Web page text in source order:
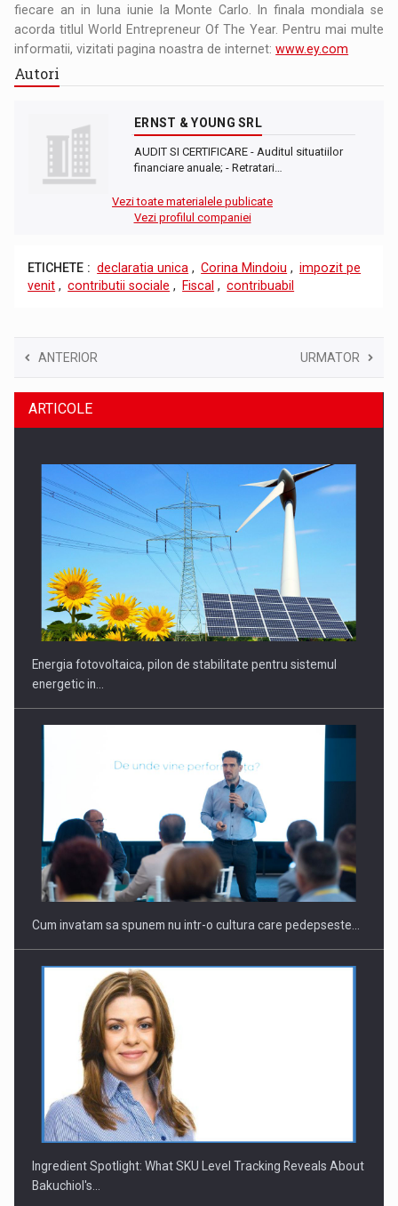
fiecare an in luna iunie la Monte Carlo. In finala mondiala se
acorda titlul World Entrepreneur Of The Year. Pentru mai multe
informatii, vizitati pagina noastra de internet:www.ey.com
Autori
ERNST & YOUNG SRL
AUDIT SI CERTIFICARE - Auditul situatiilor
financiare anuale; - Retratari…
Vezi toate materialele publicate
Vezi profilul companiei
ETICHETE : declaratia unica , Corina Mindoiu , impozit pe
venit , contributii sociale , Fiscal , contribuabil
ANTERIOR URMATOR
ARTICOLE
Energia fotovoltaica, pilon de stabilitate pentru sistemul
energetic in…
Cum invatam sa spunem nu intr-o cultura care pedepseste…
Ingredient Spotlight: What SKU Level Tracking Reveals About
Bakuchiol's…